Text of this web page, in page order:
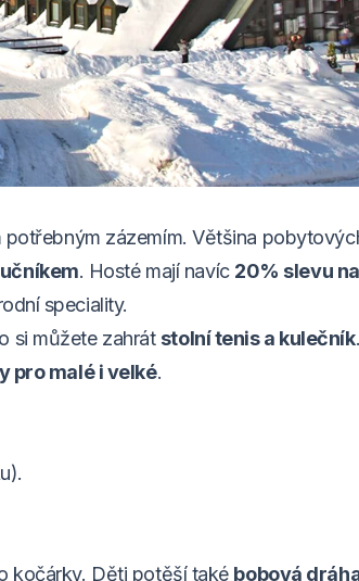
potřebným zázemím. Většina
. Hosté mají navíc 20% slevu na
speciality.
si můžete zahrát stolní tenis a kulečník
pro malé i velké.
kočárky. Děti potěší také bobová